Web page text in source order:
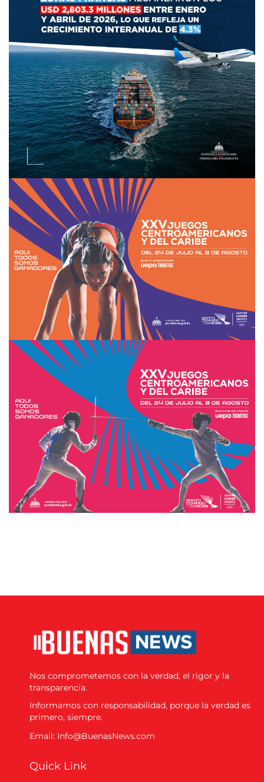
Nos comprometemos con la verdad, el rigor y la
transparencia.
Informamos con responsabilidad, porque la verdad es
primero, siempre.
Email: Info@BuenasNews.com
Quick Link